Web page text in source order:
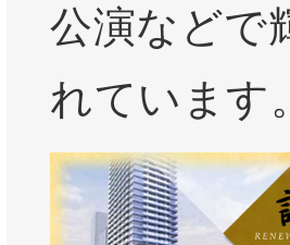
公演などで
れています。